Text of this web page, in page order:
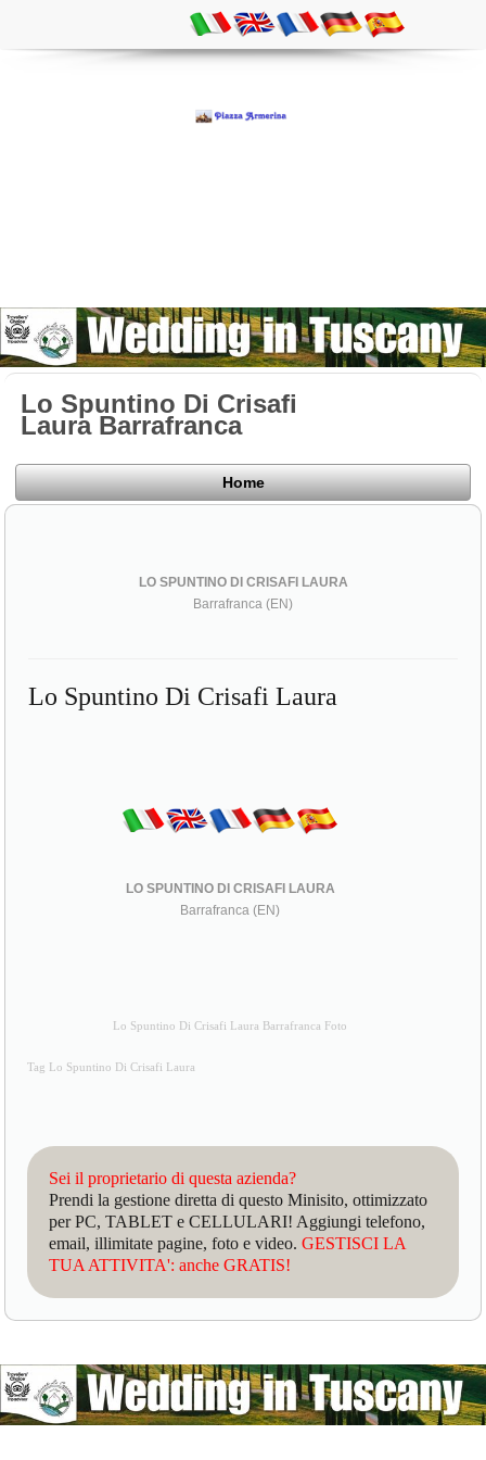
Lo Spuntino Di Crisafi
Laura Barrafranca
Home
LO SPUNTINO DI CRISAFI LAURA
Barrafranca (EN)
Lo Spuntino Di Crisafi Laura
LO SPUNTINO DI CRISAFI LAURA
Barrafranca (EN)
Lo Spuntino Di Crisafi Laura Barrafranca Foto
Tag Lo Spuntino Di Crisafi Laura
Sei il proprietario di questa azienda?
Prendi la gestione diretta di questo Minisito, ottimizzato
per PC, TABLET e CELLULARI! Aggiungi telefono,
email, illimitate pagine, foto e video.GESTISCI LA
TUA ATTIVITA': anche GRATIS!